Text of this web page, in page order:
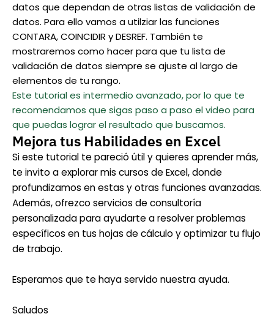
datos que dependan de otras listas de validación de
datos. Para ello vamos a utilziar las funciones
CONTARA, COINCIDIR y DESREF. También te
mostraremos como hacer para que tu lista de
validación de datos siempre se ajuste al largo de
elementos de tu rango.
Este tutorial es intermedio avanzado, por lo que te
recomendamos que sigas paso a paso el video para
que puedas lograr el resultado que buscamos.
Mejora tus Habilidades en Excel
Si este tutorial te pareció útil y quieres aprender más,
te invito a explorar mis cursos de Excel, donde
profundizamos en estas y otras funciones avanzadas.
Además, ofrezco servicios de consultoría
personalizada para ayudarte a resolver problemas
específicos en tus hojas de cálculo y optimizar tu flujo
de trabajo.
Esperamos que te haya servido nuestra ayuda.
Saludos